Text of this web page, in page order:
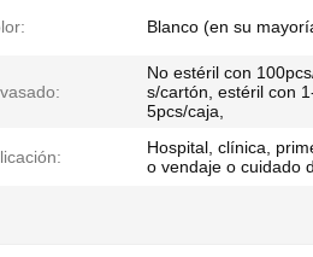
Blanco (en su
No estéril con
s/cartón, estéril con
5pcs/caja,
Hospital, clínica,
o vendaje o cuidado